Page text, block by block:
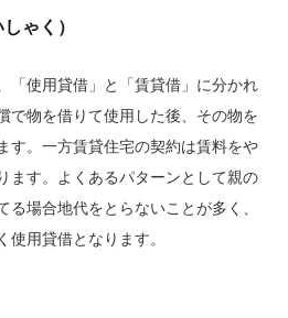
ゃく）
「使用貸借」と「賃貸借」に分かれ
で物を借りて使用した後、その物を
す。一方賃貸住宅の契約は賃料をや
ます。よくあるパターンとして親の
る場合地代をとらないことが多く、
使用貸借となります。